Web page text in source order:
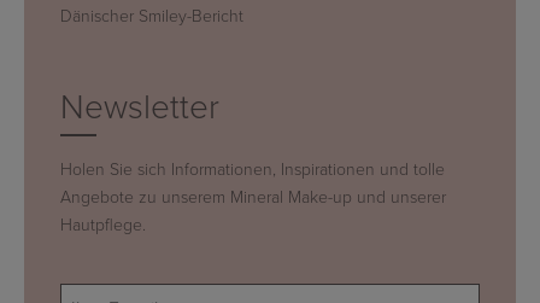
Dänischer Smiley-Bericht
Newsletter
Holen Sie sich Informationen, Inspirationen und tolle
Angebote zu unserem Mineral Make-up und unserer
Hautpflege.
E-